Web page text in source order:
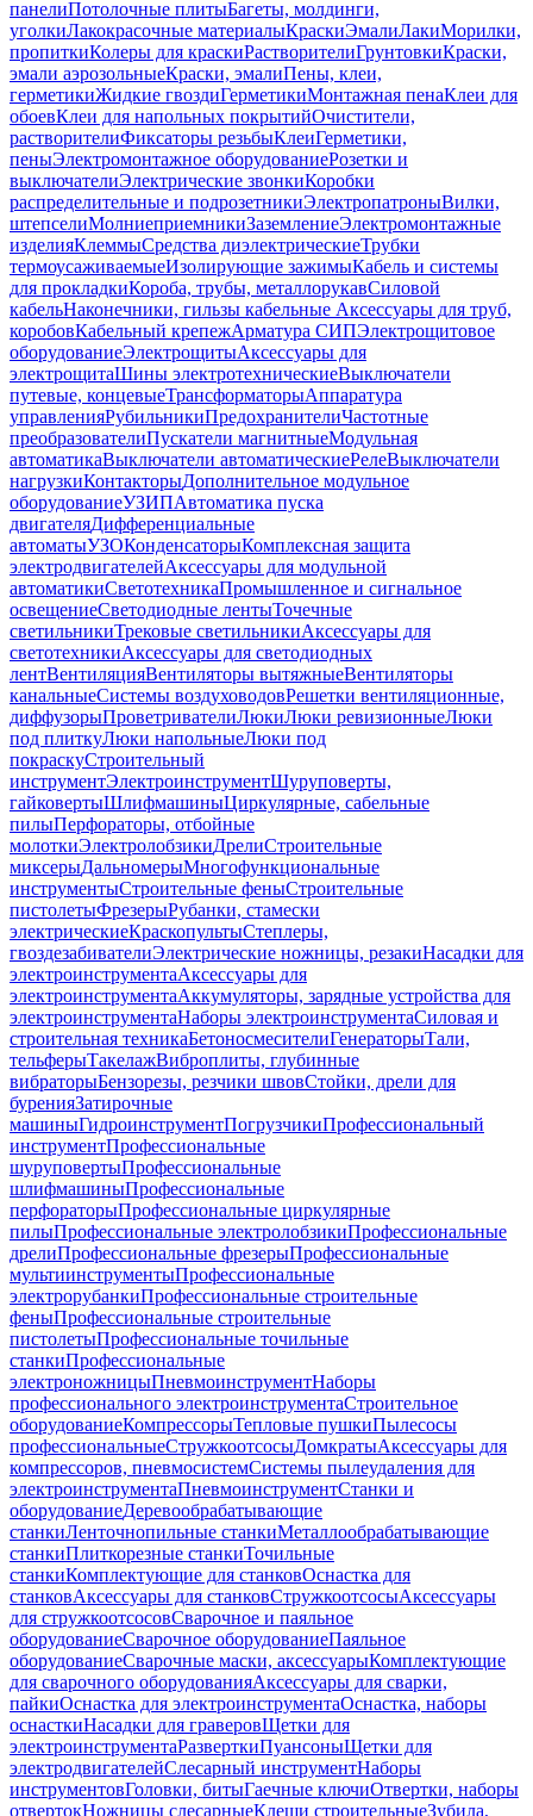
панелиПотолочные плитыБагеты, молдинги,
уголкиЛакокрасочные материалыКраскиЭмалиЛакиМорилки,
пропиткиКолеры для краскиРастворителиГрунтовкиКраски,
эмали аэрозольныеКраски, эмалиПены, клеи,
герметикиЖидкие гвоздиГерметикиМонтажная пенаКлеи для
обоевКлеи для напольных покрытийОчистители,
растворителиФиксаторы резьбыКлеиГерметики,
пеныЭлектромонтажное оборудованиеРозетки и
выключателиЭлектрические звонкиКоробки
распределительные и подрозетникиЭлектропатроныВилки,
штепселиМолниеприемникиЗаземлениеЭлектромонтажные
изделияКлеммыСредства диэлектрическиеТрубки
термоусаживаемыеИзолирующие зажимыКабель и системы
для прокладкиКороба, трубы, металлорукавСиловой
кабельНаконечники, гильзы кабельные Аксессуары для труб,
коробовКабельный крепежАрматура СИПЭлектрощитовое
оборудованиеЭлектрощитыАксессуары для
электрощитаШины электротехническиеВыключатели
путевые, концевыеТрансформаторыАппаратура
управленияРубильникиПредохранителиЧастотные
преобразователиПускатели магнитныеМодульная
автоматикаВыключатели автоматическиеРелеВыключатели
нагрузкиКонтакторыДополнительное модульное
оборудованиеУЗИПАвтоматика пуска
двигателяДифференциальные
автоматыУЗОКонденсаторыКомплексная защита
электродвигателейАксессуары для модульной
автоматикиСветотехникаПромышленное и сигнальное
освещениеСветодиодные лентыТочечные
светильникиТрековые светильникиАксессуары для
светотехникиАксессуары для светодиодных
лентВентиляцияВентиляторы вытяжныеВентиляторы
канальныеСистемы воздуховодовРешетки вентиляционные,
диффузорыПроветривателиЛюкиЛюки ревизионныеЛюки
под плиткуЛюки напольныеЛюки под
покраскуСтроительный
инструментЭлектроинструментШуруповерты,
гайковертыШлифмашиныЦиркулярные, сабельные
пилыПерфораторы, отбойные
молоткиЭлектролобзикиДрелиСтроительные
миксерыДальномерыМногофункциональные
инструментыСтроительные феныСтроительные
пистолетыФрезерыРубанки, стамески
электрическиеКраскопультыСтеплеры,
гвоздезабивателиЭлектрические ножницы, резакиНасадки для
электроинструментаАксессуары для
электроинструментаАккумуляторы, зарядные устройства для
электроинструментаНаборы электроинструментаСиловая и
строительная техникаБетоносмесителиГенераторыТали,
тельферыТакелажВиброплиты, глубинные
вибраторыБензорезы, резчики швовСтойки, дрели для
буренияЗатирочные
машиныГидроинструментПогрузчикиПрофессиональный
инструментПрофессиональные
шуруповертыПрофессиональные
шлифмашиныПрофессиональные
перфораторыПрофессиональные циркулярные
пилыПрофессиональные электролобзикиПрофессиональные
дрелиПрофессиональные фрезерыПрофессиональные
мультиинструментыПрофессиональные
электрорубанкиПрофессиональные строительные
феныПрофессиональные строительные
пистолетыПрофессиональные точильные
станкиПрофессиональные
электроножницыПневмоинструментНаборы
профессионального электроинструментаСтроительное
оборудованиеКомпрессорыТепловые пушкиПылесосы
профессиональныеСтружкоотсосыДомкратыАксессуары для
компрессоров, пневмосистемСистемы пылеудаления для
электроинструментаПневмоинструментСтанки и
оборудованиеДеревообрабатывающие
станкиЛенточнопильные станкиМеталлообрабатывающие
станкиПлиткорезные станкиТочильные
станкиКомплектующие для станковОснастка для
станковАксессуары для станковСтружкоотсосыАксессуары
для стружкоотсосовСварочное и паяльное
оборудованиеСварочное оборудованиеПаяльное
оборудованиеСварочные маски, аксессуарыКомплектующие
для сварочного оборудованияАксессуары для сварки,
пайкиОснастка для электроинструментаОснастка, наборы
оснасткиНасадки для граверовЩетки для
электроинструментаРазверткиПуансоныЩетки для
электродвигателейСлесарный инструментНаборы
инструментовГоловки, битыГаечные ключиОтвертки, наборы
отвертокНожницы слесарныеКлещи строительныеЗубила,